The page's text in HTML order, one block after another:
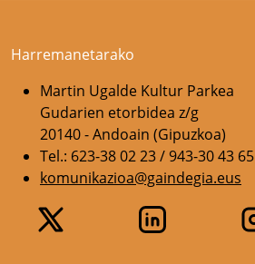
Harremanetarako
Martin Ugalde Kultur Parkea
Gudarien etorbidea z/g
20140 - Andoain (Gipuzkoa)
Tel.: 623-38 02 23 / 943-30 43 65
komunikazioa@gaindegia.eus